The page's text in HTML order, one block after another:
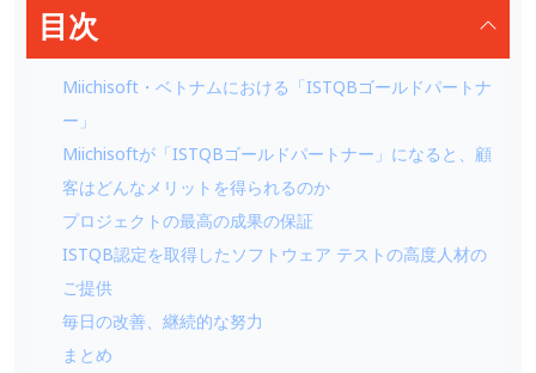
目次
Miichisoft・ベトナムにおける「ISTQBゴールドパートナ
ー」
Miichisoftが「ISTQBゴールドパートナー」になると、顧
客はどんなメリットを得られるのか
プロジェクトの最高の成果の保証
ISTQB認定を取得したソフトウェア テストの高度人材の
ご提供
毎日の改善、継続的な努力
まとめ